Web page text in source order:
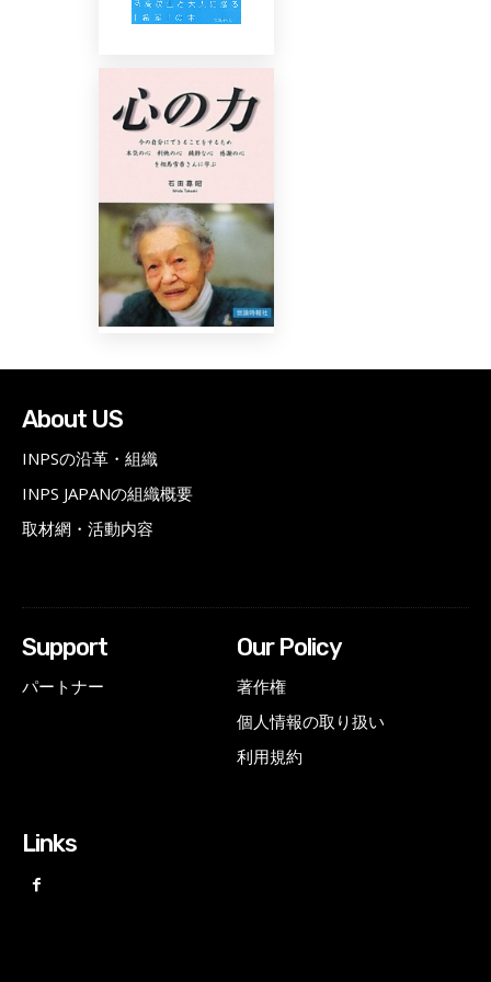
About US
INPSの沿革・組織
INPS JAPANの組織概要
取材網・活動内容
Support
パートナー
Our Policy
著作権
個人情報の取り扱い
利用規約
Links